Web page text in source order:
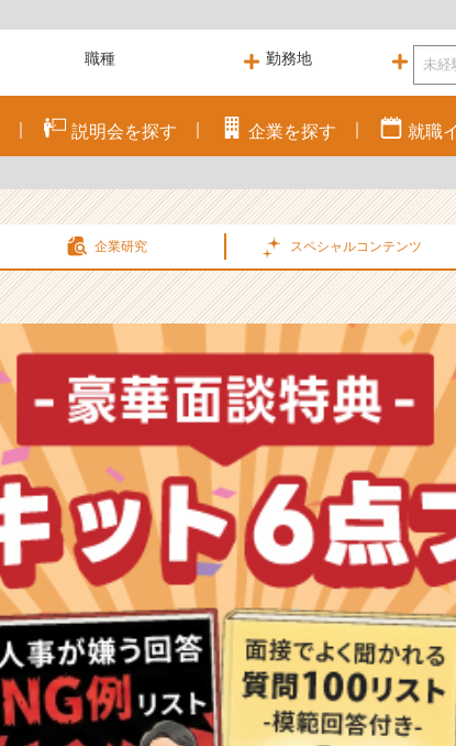
説明会を探す 企業を探す 就職
企業研究 スペシャルコンテンツ